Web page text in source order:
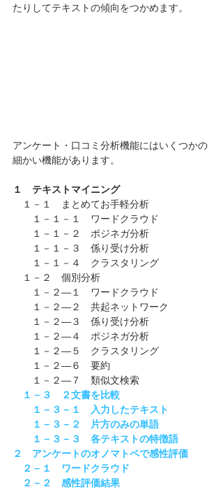
たりしてテキストの傾向をつかめます。
アンケート・口コミ分析機能にはいくつかの
細かい機能があります。
１　テキストマイニング
１－１　まとめてお手軽分析
１－１－１　ワードクラウド
１－１－２　ポジネガ分析
１－１－３　係り受け分析
１－１－４　クラスタリング
１－２　個別分析
１－２―１　ワードクラウド
１－２―２　共起ネットワーク
１－２―３　係り受け分析
１－２―４　ポジネガ分析
１－２―５　クラスタリング
１－２―６　要約
１－２―７　類似文検索
１－３　２文書を比較
１－３－１　入力したテキスト
１－３－２　片方のみの単語
１－３－３　各テキストの特徴語
２　アンケートのオノマトペで感性評価
２－１　ワードクラウド
２－２　感性評価結果